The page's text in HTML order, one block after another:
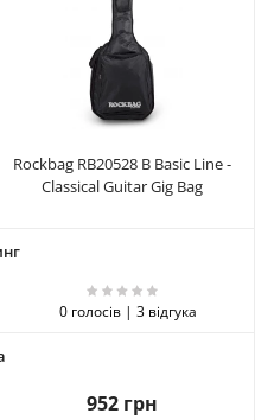
Rockbag RB20528 B Basic Line -
Classical Guitar Gig Bag
0 голосів | 3 відгука
952 грн